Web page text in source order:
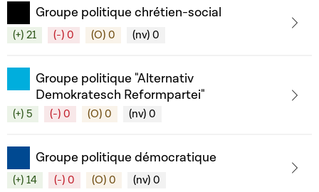
Groupe politique chrétien-social
(+) 21 (-) 0 (O) 0 (nv) 0
Groupe politique "Alternativ
Demokratesch Reformpartei"
(+) 5 (-) 0 (O) 0 (nv) 0
Groupe politique démocratique
(+) 14 (-) 0 (O) 0 (nv) 0